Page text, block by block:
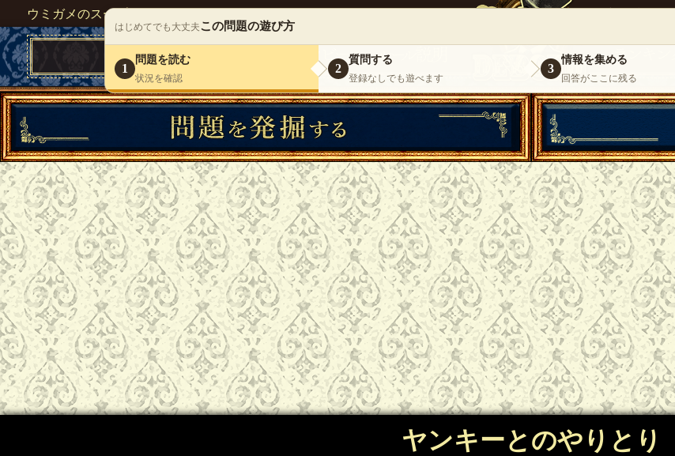
ウミガメのスープが１人で遊べる『 DEBONO（デボノ）』
ヤンキーとのやりとり
はじめてでも大丈夫この問題の遊び方
1
問題を読む
状況を確認
2
質問する
登録なしでも遊べます
3
情報を集める
回答がここに残る